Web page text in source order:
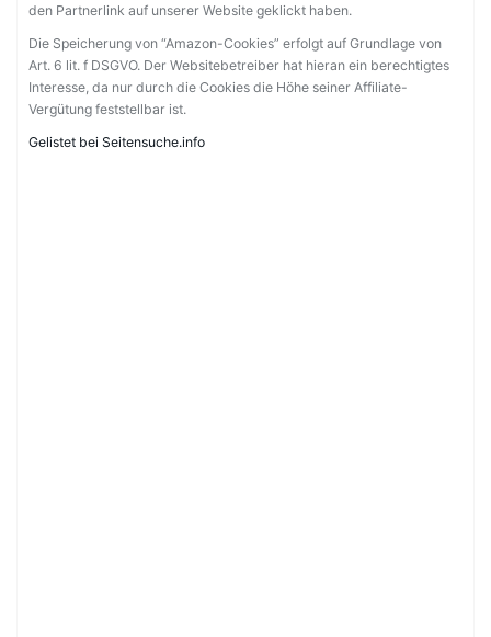
den Partnerlink auf unserer Website geklickt haben.
Die Speicherung von “Amazon-Cookies” erfolgt auf Grundlage von
Art. 6 lit. f DSGVO. Der Websitebetreiber hat hieran ein berechtigtes
Interesse, da nur durch die Cookies die Höhe seiner Affiliate-
Vergütung feststellbar ist.
Gelistet bei Seitensuche.info